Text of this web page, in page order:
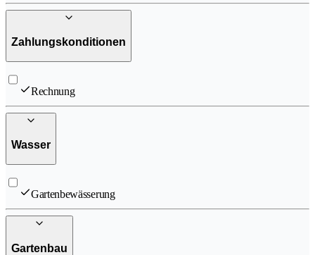
Zahlungskonditionen
Rechnung
Wasser
Gartenbewässerung
Gartenbau